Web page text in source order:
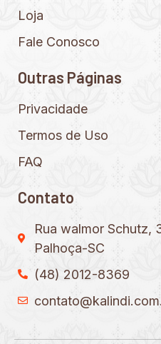
Loja
Fale Conosco
Outras Páginas
Privacidade
Termos de Uso
FAQ
Contato
Rua walmor Schutz,
Palhoça-SC
(48) 2012-8369